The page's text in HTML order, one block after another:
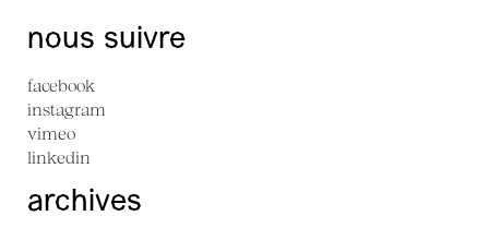
nous suivre
facebook
instagram
vimeo
linkedin
archives